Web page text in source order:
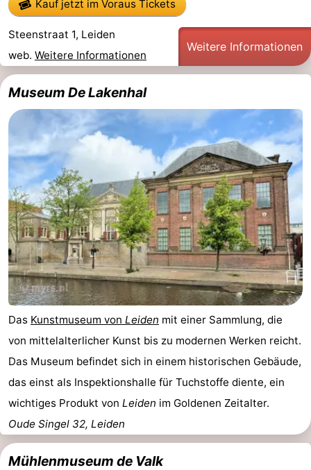
Kauf jetzt im Voraus Tickets
Steenstraat 1, Leiden
web. Weitere Informationen
Weitere Informationen
Museum De Lakenhal
Das Kunstmuseum von Leiden mit einer Sammlung, die
von mittelalterlicher Kunst bis zu modernen Werken reicht.
Das Museum befindet sich in einem historischen Gebäude,
das einst als Inspektionshalle für Tuchstoffe diente, ein
wichtiges Produkt von Leiden im Goldenen Zeitalter.
Oude Singel 32, Leiden
Mühlenmuseum de Valk